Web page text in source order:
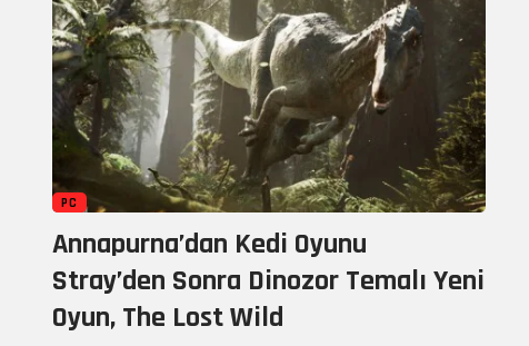
PC
Annapurna’dan Kedi Oyunu
Stray’den Sonra Dinozor Temalı Yeni
Oyun, The Lost Wild